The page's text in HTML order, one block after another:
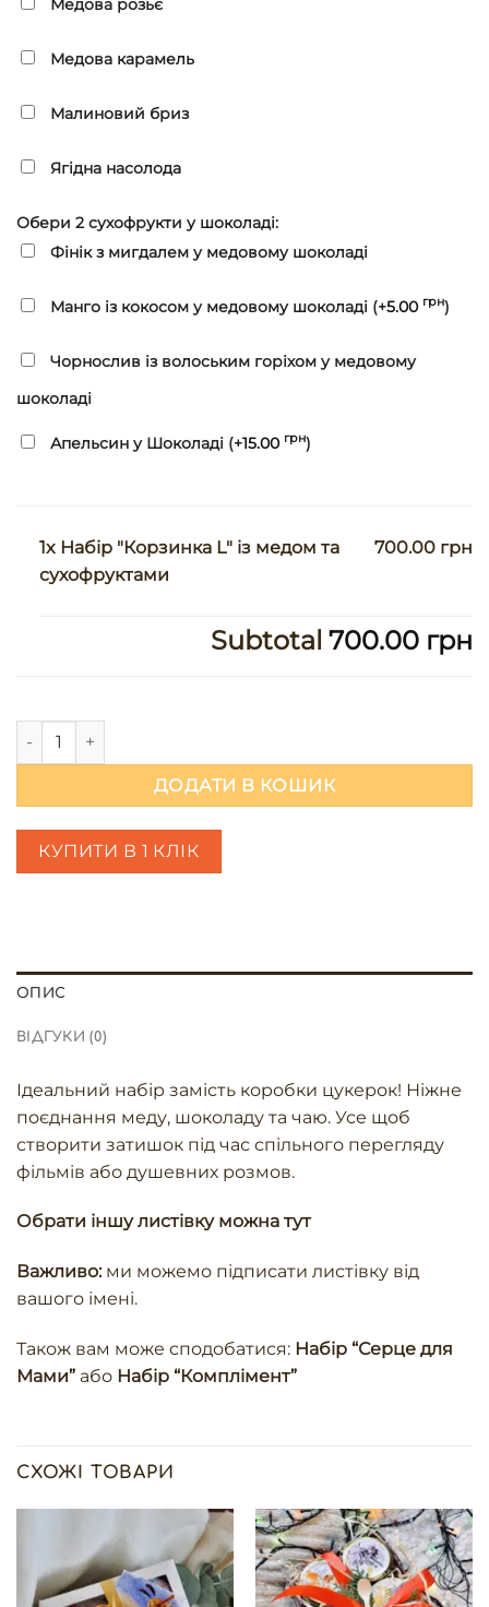
Медова розьє
Медова карамель
Малиновий бриз
Ягідна насолода
Обери 2 сухофрукти у шоколаді:
Фінік з мигдалем у медовому шоколаді
Манго із кокосом у медовому шоколаді (+5.00 грн)
Чорнослив із волоським горіхом у медовому
шоколаді
Апельсин у Шоколаді (+15.00 грн)
1x Набір "Корзинка L" із медом та
сухофруктами
700.00 грн
Subtotal 700.00 грн
Набір "Корзинка L" із медом та сухофруктами кількість
ДОДАТИ В КОШИК
КУПИТИ В 1 КЛІК
ОПИС
ВІДГУКИ (0)
Ідеальний набір замість коробки цукерок! Ніжне
поєднання меду, шоколаду та чаю. Усе щоб
створити затишок під час спільного перегляду
фільмів або душевних розмов.
Обрати іншу листівку можна тут
Важливо:ми можемо підписати листівку від
вашого імені.
Також вам може сподобатися: Набір “Серце для
Мами” або Набір “Комплімент”
СХОЖІ ТОВАРИ